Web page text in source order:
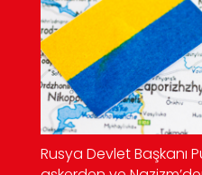
Rusya Devlet Başkanı